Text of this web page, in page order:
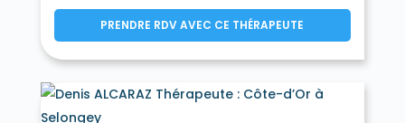
PRENDRE RDV AVEC CE THÉRAPEUTE